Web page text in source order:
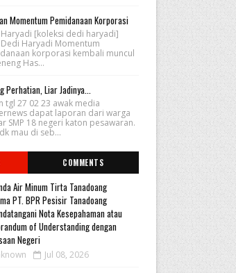
Momentum Pemidanaan Korporasi
[koleksi dedi haryadi]
Haryadi Momentum
korporasi kembali muncul
Has...
Perhatian, Liar Jadinya...
tgl 27 02 23 awak media
dapat laporan dari warga
SMP 18 negeri katon pesawaran.
mau di seb...
COMMENTS
Air Minum Tirta Tanadoang
PT. BPR Pesisir Tanadoang
Nota Kesepahaman atau
of Understanding dengan
Negeri
Jul 08, 2026